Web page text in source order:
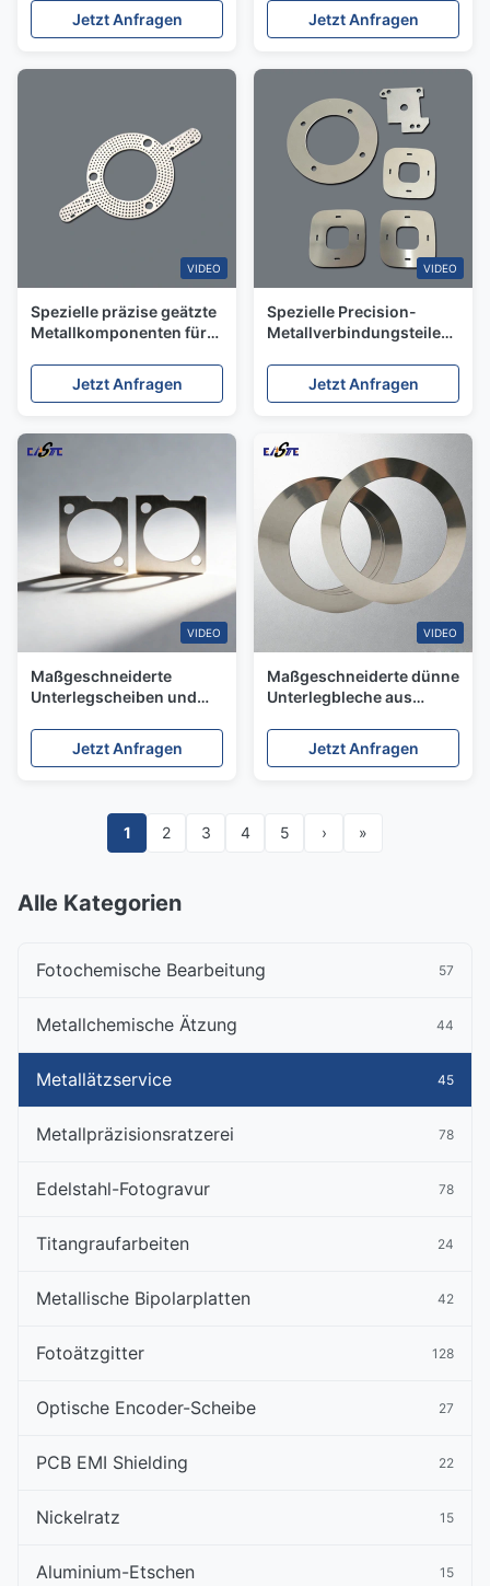
Jetzt Anfragen
Jetzt Anfragen
VIDEO
Spezielle präzise geätzte
Metallkomponenten für
Anwendungen
Jetzt Anfragen
VIDEO
Spezielle Precision-
Metallverbindungsteile
Edelstahlkomponenten
Jetzt Anfragen
VIDEO
Maßgeschneiderte
Unterlegscheiben und
geätztem Edelstahl mit
engen Toleranzen für den
Jetzt Anfragen
VIDEO
Maßgeschneiderte dünne
Unterlegbleche aus
industrielle Montage und
Spaltanpassung
Jetzt Anfragen
1 2 3 4 5 › »
Alle Kategorien
Fotochemische Bearbeitung 57
Metallchemische Ätzung 44
Metallätzservice 45
Metallpräzisionsratzerei 78
Edelstahl-Fotogravur 78
Titangraufarbeiten 24
Metallische Bipolarplatten 42
Fotoätzgitter 128
Optische Encoder-Scheibe 27
PCB EMI Shielding 22
Nickelratz 15
Aluminium-Etschen 15